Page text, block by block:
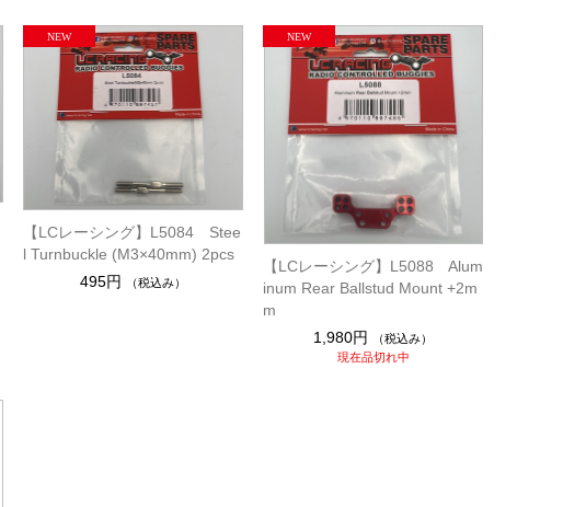
【LCレーシング】L5084 Stee
l Turnbuckle (M3×40mm) 2pcs
495円
（税込み）
【LCレーシング】L5088 Alum
inum Rear Ballstud Mount +2m
m
1,980円
（税込み）
現在品切れ中